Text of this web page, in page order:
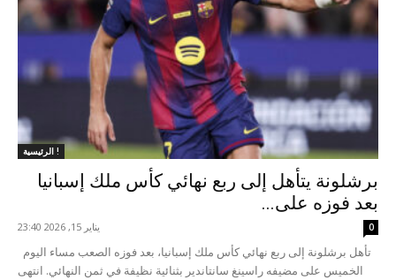
الرئيسية !
برشلونة يتأهل إلى ربع نهائي كأس ملك إسبانيا
بعد فوزه على...
يناير 15, 2026 23:40 0
الخميس على مضيفه راسينغ سانتاندير بثنائية نظيفة في ثمن النهائي. انتهى